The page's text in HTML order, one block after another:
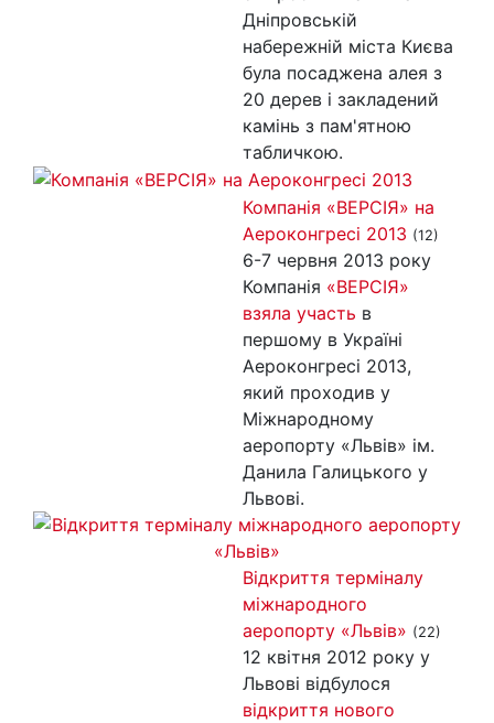
Дніпровській
набережній міста Києва
була посаджена алея з
20 дерев і закладений
камінь з пам'ятною
табличкою.
Компанія «ВЕРСІЯ» на
Аероконгресі 2013 (12)
6-7 червня 2013 року
Компанія «ВЕРСІЯ»
взяла участь в
першому в Україні
Аероконгресі 2013,
який проходив у
Міжнародному
аеропорту «Львів» ім.
Данила Галицького у
Львові.
Відкриття терміналу
міжнародного
аеропорту «Львів» (22)
12 квітня 2012 року у
Львові відбулося
відкриття нового